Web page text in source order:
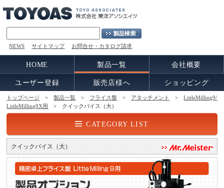
NEWS サイトマップ お問合せ・カタログ請求
HOME 製品一覧 会社概要
ユーザー登録 販売店様へ ショッピング
トップページ >製品一覧 > フライス盤 > アタッチメント >LittleMilling9/
LittleMilling9X用
> クイックバイス（大）
CATEGORY LIST
クイックバイス（大）